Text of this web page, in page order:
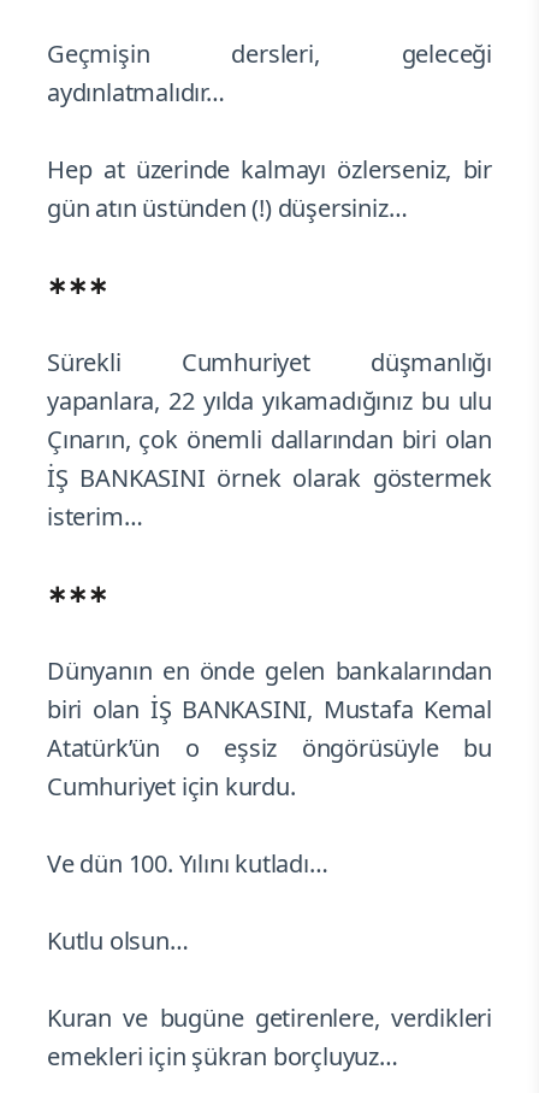
Geçmişin dersleri, geleceği
aydınlatmalıdır…
Hep at üzerinde kalmayı özlerseniz, bir
gün atın üstünden (!) düşersiniz…
∗∗∗
Sürekli Cumhuriyet düşmanlığı
yapanlara, 22 yılda yıkamadığınız bu ulu
Çınarın, çok önemli dallarından biri olan
İŞ BANKASINI örnek olarak göstermek
isterim…
∗∗∗
Dünyanın en önde gelen bankalarından
biri olan İŞ BANKASINI, Mustafa Kemal
Atatürk’ün o eşsiz öngörüsüyle bu
Cumhuriyet için kurdu.
Ve dün 100. Yılını kutladı…
Kutlu olsun…
Kuran ve bugüne getirenlere, verdikleri
emekleri için şükran borçluyuz…